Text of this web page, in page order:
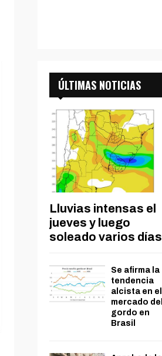
ÚLTIMAS NOTICIAS
Lluvias intensas el
jueves y luego
soleado varios días
Se afirma la
tendencia
alcista en el
mercado del
gordo en
Brasil